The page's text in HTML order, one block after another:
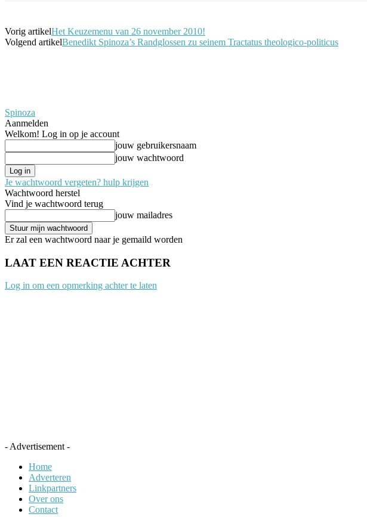
Vorig artikelHet Keuzemenu van 26 november 2010!
Volgend artikelBenedikt Spinoza’s Randglossen zu seinem Tractatus theologico-politicus
Spinoza
Aanmelden
Welkom! Log in op je account
jouw gebruikersnaam
jouw wachtwoord
Je wachtwoord vergeten? hulp krijgen
Wachtwoord herstel
Vind je wachtwoord terug
jouw mailadres
Er zal een wachtwoord naar je gemaild worden
LAAT EEN REACTIE ACHTER
Log in om een opmerking achter te laten
- Advertisement -
Home
Adverteren
Linkpartners
Over ons
Contact